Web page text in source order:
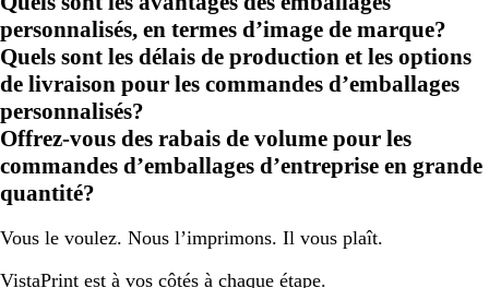
personnalisés, en termes d’image de marque?
Quels sont les délais de production et les options
de livraison pour les commandes d’emballages
personnalisés?
Offrez-vous des rabais de volume pour les
commandes d’emballages d’entreprise en grande
quantité?
Vous le voulez. Nous l’imprimons. Il vous plaît.
VistaPrint est à vos côtés à chaque étape.